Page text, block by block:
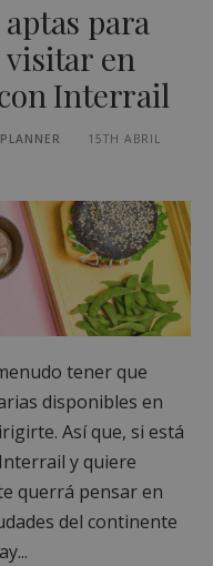
para
visitar en
Interrail
15TH ABRIL
tener que
disponibles en
Así que, si está
y quiere
querrá pensar en
del continente